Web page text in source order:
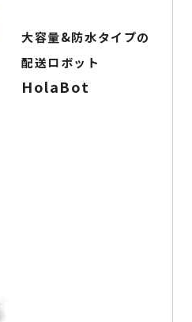
大容量&防水タイプの
配送ロボット
HolaBot